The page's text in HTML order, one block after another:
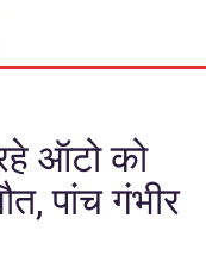
ऑटो को
पांच गंभीर